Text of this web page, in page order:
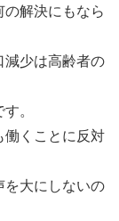
の解決にもなら
減少は高齢者の
。
働くことに反対
を大にしないの